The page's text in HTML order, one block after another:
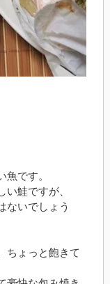
です。
鮭ですが、
ないでしょう
ちょっと飽きて